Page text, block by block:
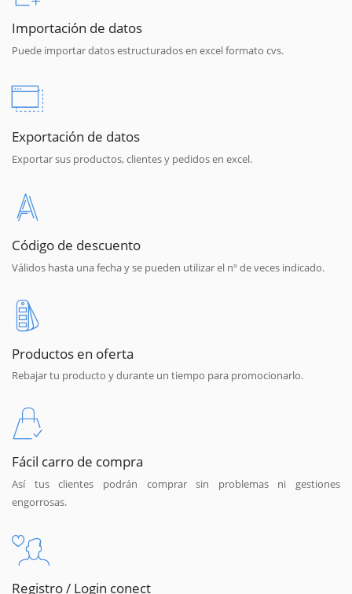
Importación de datos
Puede importar datos estructurados en excel formato cvs.
Exportación de datos
Exportar sus productos, clientes y pedidos en excel.
Código de descuento
Válidos hasta una fecha y se pueden utilizar el nº de veces indicado.
Productos en oferta
Rebajar tu producto y durante un tiempo para promocionarlo.
Fácil carro de compra
Así tus clientes podrán comprar sin problemas ni gestiones
engorrosas.
Registro / Login conect